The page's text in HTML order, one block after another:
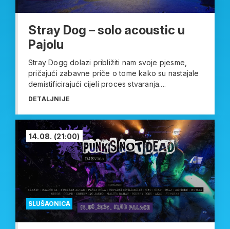
Stray Dog – solo acoustic u
Pajolu
Stray Dogg dolazi približiti nam svoje pjesme,
pričajući zabavne priče o tome kako su nastajale
demistificirajući cijeli proces stvaranja....
DETALJNIJE
SLUŠAONICA
14.08. (21:00)